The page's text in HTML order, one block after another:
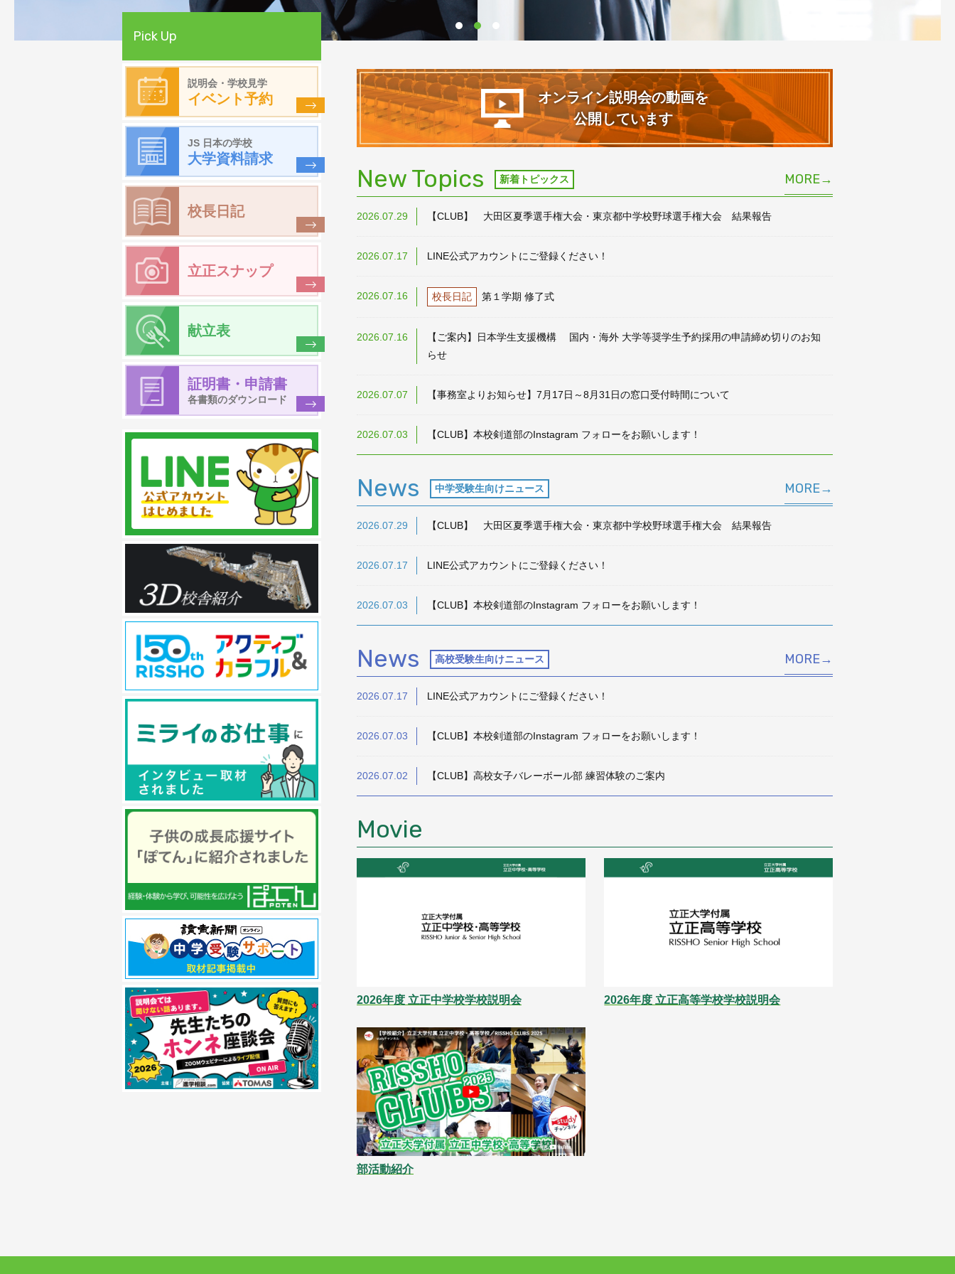
オンライン説明会の動画を
公開しています
New Topics 新着トピックス MORE→
2026.07.29 【CLUB】 大田区夏季選手権大会・東京都中学校野球選手権大会 結果報告
2026.07.17 LINE公式アカウントにご登録ください！
2026.07.16 校長日記 第１学期 修了式
2026.07.16
【ご案内】日本学生支援機構 国内・海外 大学等奨学生予約採用の申請締め切りのお知
らせ
2026.07.07 【事務室よりお知らせ】7月17日～8月31日の窓口受付時間について
2026.07.03 【CLUB】本校剣道部のInstagram フォローをお願いします！
News 中学受験生向けニュース MORE→
2026.07.29 【CLUB】 大田区夏季選手権大会・東京都中学校野球選手権大会 結果報告
2026.07.17 LINE公式アカウントにご登録ください！
2026.07.03 【CLUB】本校剣道部のInstagram フォローをお願いします！
News 高校受験生向けニュース MORE→
2026.07.17 LINE公式アカウントにご登録ください！
2026.07.03 【CLUB】本校剣道部のInstagram フォローをお願いします！
2026.07.02 【CLUB】高校女子バレーボール部 練習体験のご案内
Movie
2026年度 立正中学校学校説明会 2026年度 立正高等学校学校説明会
部活動紹介
Pick Up
説明会・学校見学
イベント予約
JS 日本の学校
大学資料請求
校長日記
立正スナップ
献立表
証明書・申請書
各書類のダウンロード